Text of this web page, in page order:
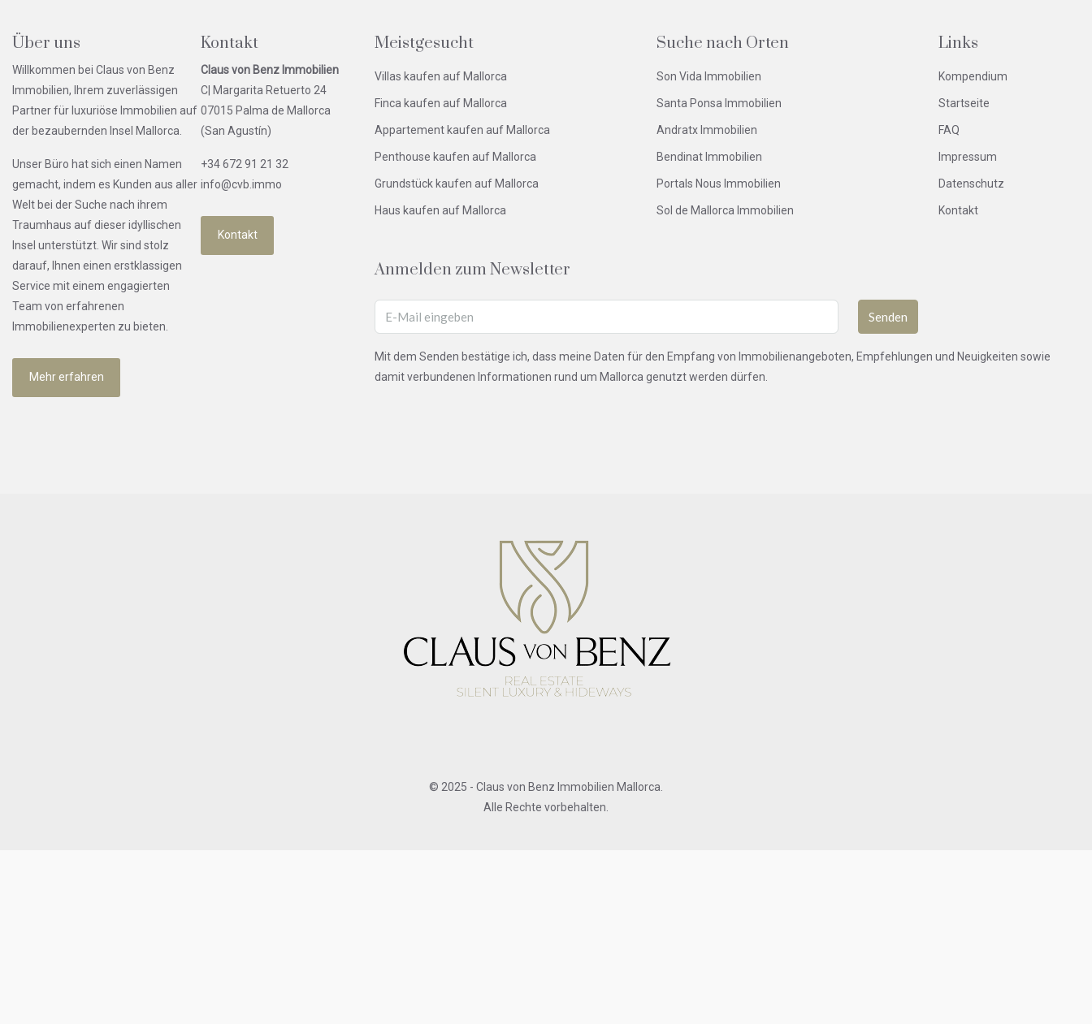
Über uns
Willkommen bei Claus von Benz
Immobilien, Ihrem zuverlässigen
Partner für luxuriöse Immobilien auf
der bezaubernden Insel Mallorca.
Unser Büro hat sich einen Namen
gemacht, indem es Kunden aus aller
Welt bei der Suche nach ihrem
Traumhaus auf dieser idyllischen
Insel unterstützt. Wir sind stolz
darauf, Ihnen einen erstklassigen
Service mit einem engagierten
Team von erfahrenen
Immobilienexperten zu bieten.
Mehr erfahren
Kontakt
Claus von Benz Immobilien
C| Margarita Retuerto 24
07015 Palma de Mallorca
(San Agustín)
+34 672 91 21 32
info@cvb.immo
Kontakt
Meistgesucht
Villas kaufen auf Mallorca
Finca kaufen auf Mallorca
Appartement kaufen auf Mallorca
Penthouse kaufen auf Mallorca
Grundstück kaufen auf Mallorca
Haus kaufen auf Mallorca
Suche nach Orten
Son Vida Immobilien
Santa Ponsa Immobilien
Andratx Immobilien
Bendinat Immobilien
Portals Nous Immobilien
Sol de Mallorca Immobilien
Links
Kompendium
Startseite
FAQ
Impressum
Datenschutz
Kontakt
Anmelden zum Newsletter
Senden
Mit dem Senden bestätige ich, dass meine Daten für den Empfang von Immobilienangeboten, Empfehlungen und Neuigkeiten sowie
damit verbundenen Informationen rund um Mallorca genutzt werden dürfen.
© 2025 - Claus von Benz Immobilien Mallorca.
Alle Rechte vorbehalten.